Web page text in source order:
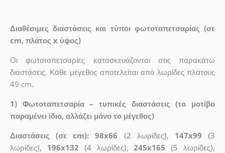
Διαθέσιμες διαστάσεις και τύποι φωτοταπετσαρίας (σε
cm, πλάτος x ύψος)
Οι φωτοταπετσαρίες κατασκευάζονται στις παρακάτω
διαστάσεις. Κάθε μέγεθος αποτελείται από λωρίδες πλάτους
49 cm.
1) Φωτοταπετσαρία – τυπικές διαστάσεις (το μοτίβο
παραμένει ίδιο, αλλάζει μόνο το μέγεθος)
Διαστάσεις (σε cm): 98x66 (2 λωρίδες), 147x99 (3
λωρίδες), 196x132 (4 λωρίδες),245x165 (5 λωρίδες),